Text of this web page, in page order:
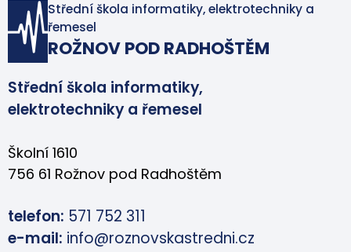
Střední škola informatiky, elektrotechniky a
řemesel
ROŽNOV POD RADHOŠTĚM
Střední škola informatiky,
elektrotechniky a řemesel
Školní 1610
756 61 Rožnov pod Radhoštěm
telefon: 571 752 311
e-mail: info@roznovskastredni.cz